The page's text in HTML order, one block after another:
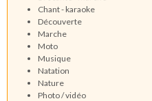
Chant - karaoke
Découverte
Marche
Moto
Musique
Natation
Nature
Photo / vidéo